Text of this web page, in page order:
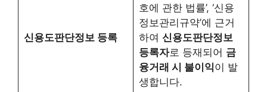
신용도판단정보 등록
호에 관한 법률’, ‘신용
정보관리규약’에 근거
하여 신용도판단정보
등록자로 등재되어 금
융거래 시 불이익이 발
생합니다.